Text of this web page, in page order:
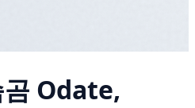
Odate,